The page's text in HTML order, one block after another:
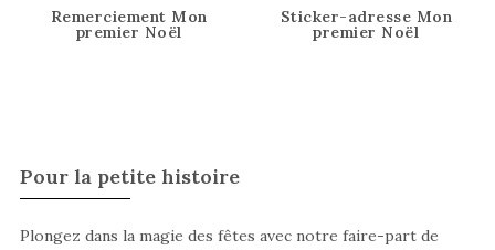
Remerciement Mon
premier Noël
Sticker-adresse Mon
premier Noël
Pour la petite histoire
Plongez dans la magie des fêtes avec notre faire-part de